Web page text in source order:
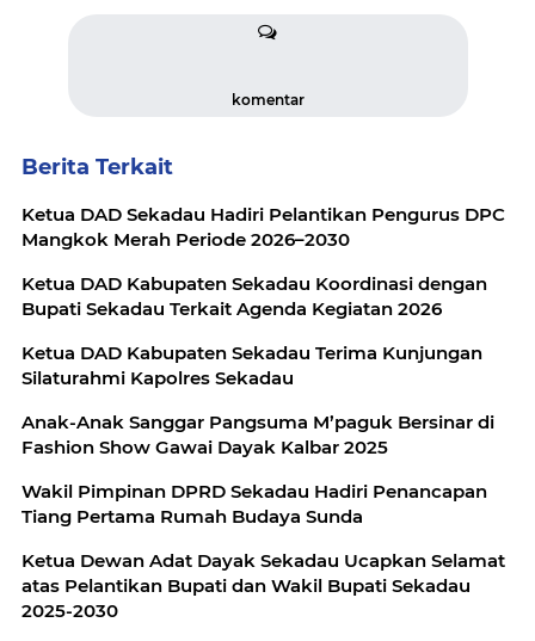
komentar
Berita Terkait
Ketua DAD Sekadau Hadiri Pelantikan Pengurus DPC
Mangkok Merah Periode 2026–2030
Ketua DAD Kabupaten Sekadau Koordinasi dengan
Bupati Sekadau Terkait Agenda Kegiatan 2026
Ketua DAD Kabupaten Sekadau Terima Kunjungan
Silaturahmi Kapolres Sekadau
Anak-Anak Sanggar Pangsuma M’paguk Bersinar di
Fashion Show Gawai Dayak Kalbar 2025
Wakil Pimpinan DPRD Sekadau Hadiri Penancapan
Tiang Pertama Rumah Budaya Sunda
Ketua Dewan Adat Dayak Sekadau Ucapkan Selamat
atas Pelantikan Bupati dan Wakil Bupati Sekadau
2025-2030